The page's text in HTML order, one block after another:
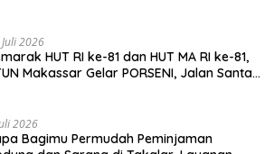
2026
HUT RI ke-81 dan HUT MA RI ke-81,
Makassar Gelar PORSENI, Jalan Santai
2026
Bagimu Permudah Peminjaman